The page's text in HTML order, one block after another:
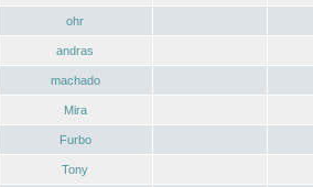
ohr
andras
machado
Mira
Furbo
Tony